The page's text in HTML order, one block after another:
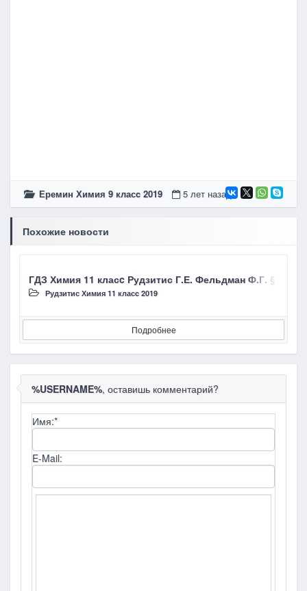
Еремин Химия 9 класc 2019 5 лет назад
Похожие новости
ГДЗ Химия 11 класc Рудзитис Г.Е. Фельдман Ф.Г. §15
Рудзитис Химия 11 класc 2019
Подробнее
%USERNAME%, оставишь комментарий?
Имя:*
E-Mail: